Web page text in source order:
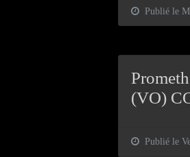
Publié le
(VO)
Publié le